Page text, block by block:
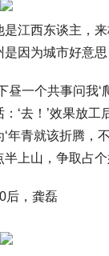
是江西东谈主，
是因为城市好意思
昼一个共事问我
：‘去！’效果放
‘年青就该折腾，
半上山，争取占个
后，龚磊